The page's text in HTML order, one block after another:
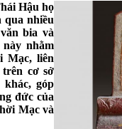
Hậu họ
qua nhiều
bia và
nhằm
Mạc, liên
cơ sở
góp
đức của
Mạc và